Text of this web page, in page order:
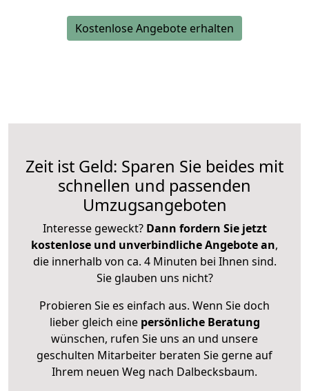
Kostenlose Angebote erhalten
Zeit ist Geld: Sparen Sie beides mit
schnellen und passenden
Umzugsangeboten
Interesse geweckt? Dann fordern Sie jetzt
kostenlose und unverbindliche Angebote an,
die innerhalb von ca. 4 Minuten bei Ihnen sind.
Sie glauben uns nicht?
Probieren Sie es einfach aus. Wenn Sie doch
lieber gleich eine persönliche Beratung
wünschen, rufen Sie uns an und unsere
geschulten Mitarbeiter beraten Sie gerne auf
Ihrem neuen Weg nach Dalbecksbaum.